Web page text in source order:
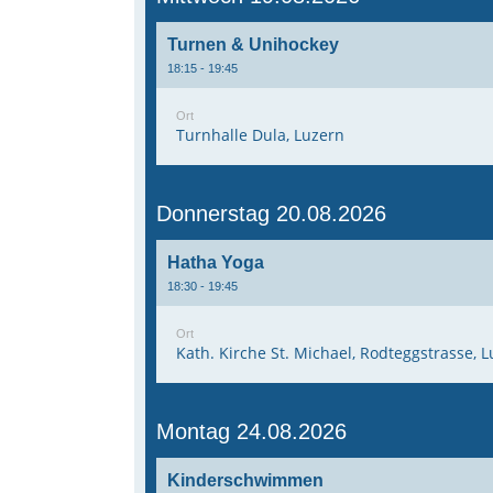
Turnen & Unihockey
18:15 - 19:45
Ort
Turnhalle Dula, Luzern
Donnerstag 20.08.2026
Hatha Yoga
18:30 - 19:45
Ort
Kath. Kirche St. Michael, Rodteggstrasse,
Montag 24.08.2026
Kinderschwimmen